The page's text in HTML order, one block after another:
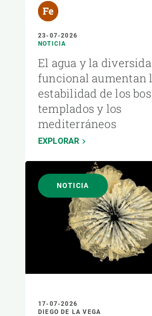
23-07-2026
NOTICIA
El agua y la
funcional aumentan
estabilidad de los
templados y los
mediterráneos
EXPLORAR
NOTICIA
17-07-2026
DIEGO DE LA VEGA